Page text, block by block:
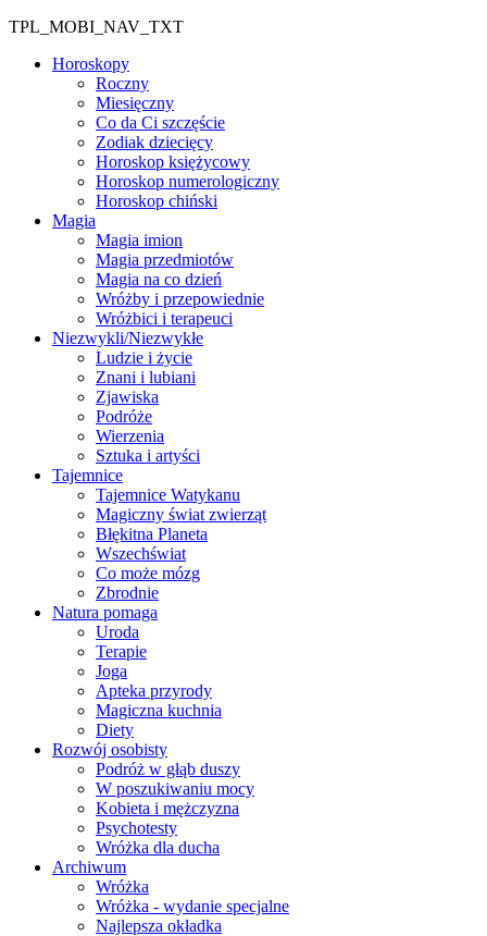
TPL_MOBI_NAV_TXT
Horoskopy
Roczny
Miesięczny
Co da Ci szczęście
Zodiak dziecięcy
Horoskop księżycowy
Horoskop numerologiczny
Horoskop chiński
Magia
Magia imion
Magia przedmiotów
Magia na co dzień
Wróżby i przepowiednie
Wróżbici i terapeuci
Niezwykli/Niezwykłe
Ludzie i życie
Znani i lubiani
Zjawiska
Podróże
Wierzenia
Sztuka i artyści
Tajemnice
Tajemnice Watykanu
Magiczny świat zwierząt
Błękitna Planeta
Wszechświat
Co może mózg
Zbrodnie
Natura pomaga
Uroda
Terapie
Joga
Apteka przyrody
Magiczna kuchnia
Diety
Rozwój osobisty
Podróż w głąb duszy
W poszukiwaniu mocy
Kobieta i mężczyzna
Psychotesty
Wróżka dla ducha
Archiwum
Wróżka
Wróżka - wydanie specjalne
Najlepsza okładka